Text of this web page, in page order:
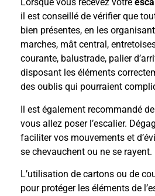
il est conseillé de vérifier que
bien présentes, en les
marches, mât central,
courante, balustrade, palier
disposant les éléments
des oublis qui pourraient
Il est également recommandé
vous allez poser l’escalier.
faciliter vos mouvements et
se chevauchent ou ne se rayent.
L’utilisation de cartons ou de
pour protéger les éléments de